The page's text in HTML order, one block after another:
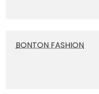
BONTON FASHION